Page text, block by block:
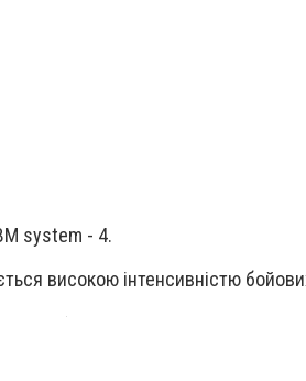
system - 4.
високою інтенсивністю